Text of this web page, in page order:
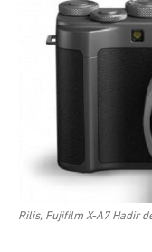
Rilis, Fujifilm X-A7 Hadir